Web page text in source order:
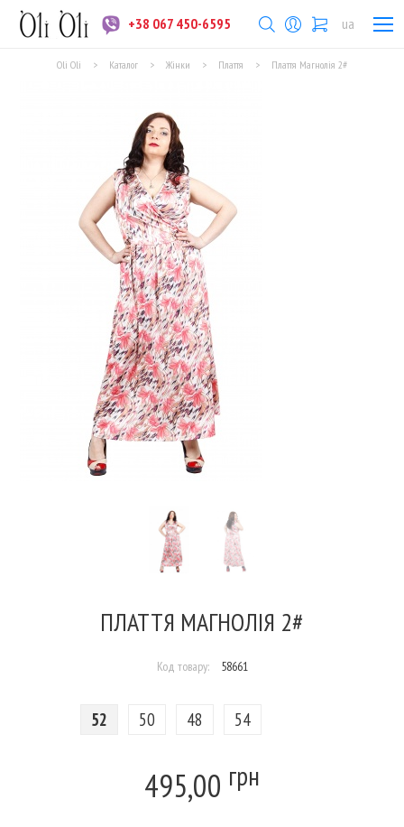
ua
+38 067 450-6595
Oli Oli > Каталог > Жінки > Плаття > Плаття Магнолія 2#
ПЛАТТЯ МАГНОЛІЯ 2#
Код товару: 58661
52 50 48 54
495,00 грн